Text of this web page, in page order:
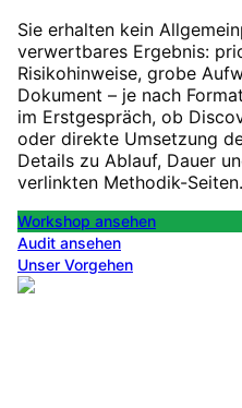
Sie erhalten kein
verwertbares Ergebnis:
Risikohinweise, grobe
Dokument – je nach
im Erstgespräch, ob
oder direkte Umsetzung
Details zu Ablauf, Dauer
verlinkten Methodik-Seiten.
Workshop ansehen
Audit ansehen
Unser Vorgehen